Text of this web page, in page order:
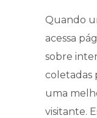
Quando
acessa
sobre
coletadas
uma
visitante.